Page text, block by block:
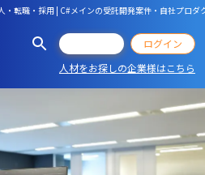
・転職・採用 | C#メインの受託開発案件・自社プロ
ログイン
人材をお探しの企業様はこちら